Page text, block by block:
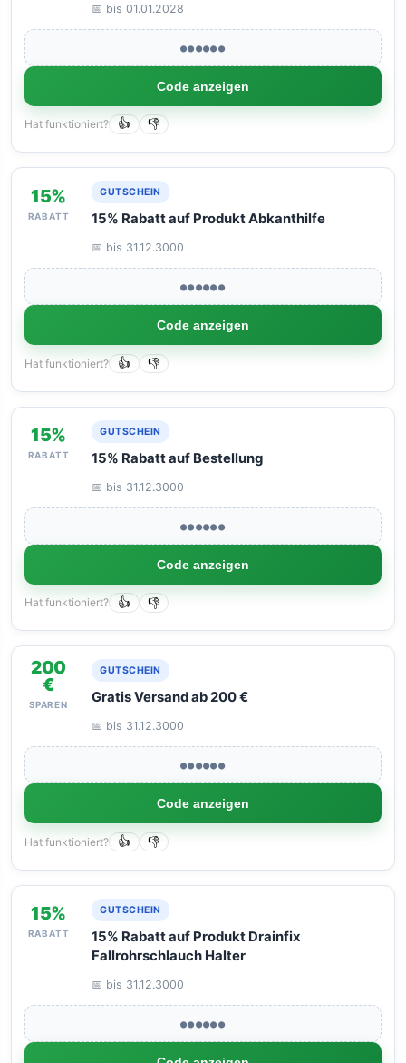
Rabatten kombinierbar.
📅 bis 01.01.2028
●●●●●●
Code anzeigen
Hat funktioniert? 👍 👎
15%
RABATT
GUTSCHEIN
15% Rabatt auf Produkt Abkanthilfe
📅 bis 31.12.3000
●●●●●●
Code anzeigen
Hat funktioniert? 👍 👎
15%
RABATT
GUTSCHEIN
15% Rabatt auf Bestellung
📅 bis 31.12.3000
●●●●●●
Code anzeigen
Hat funktioniert? 👍 👎
200
€
SPAREN
GUTSCHEIN
Gratis Versand ab 200 €
📅 bis 31.12.3000
●●●●●●
Code anzeigen
Hat funktioniert? 👍 👎
15%
RABATT
GUTSCHEIN
15% Rabatt auf Produkt Drainfix
Fallrohrschlauch Halter
📅 bis 31.12.3000
●●●●●●